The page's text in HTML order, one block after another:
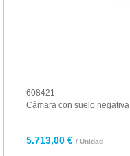
608421
Cámara con suelo negativa
5.713,00 € / Unidad